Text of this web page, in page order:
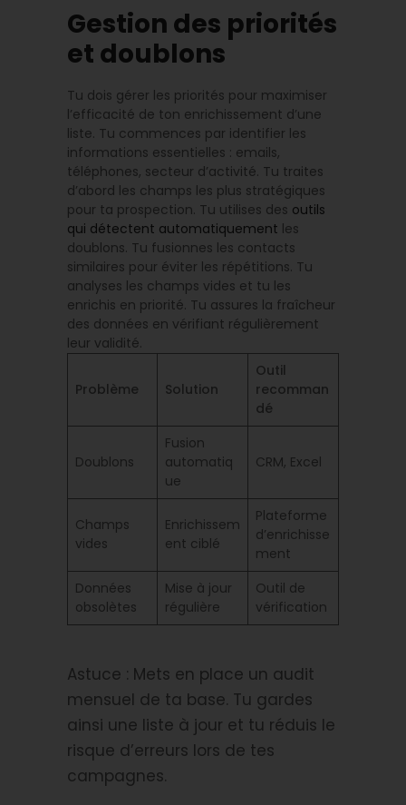
Gestion des priorités
et doublons
Tu dois gérer les priorités pour maximiser
l’efficacité de ton enrichissement d’une
liste. Tu commences par identifier les
informations essentielles : emails,
téléphones, secteur d’activité. Tu traites
d’abord les champs les plus stratégiques
pour ta prospection. Tu utilises des outils
qui détectent automatiquement les
doublons. Tu fusionnes les contacts
similaires pour éviter les répétitions. Tu
analyses les champs vides et tu les
enrichis en priorité. Tu assures la fraîcheur
des données en vérifiant régulièrement
leur validité.
Problème Solution
Outil
recomman
dé
Doublons
Fusion
automatiq
ue
CRM, Excel
Champs
vides
Enrichissem
ent ciblé
Plateforme
d’enrichisse
ment
Données
obsolètes
Mise à jour
régulière
Outil de
vérification
Astuce : Mets en place un audit
mensuel de ta base. Tu gardes
ainsi une liste à jour et tu réduis le
risque d’erreurs lors de tes
campagnes.